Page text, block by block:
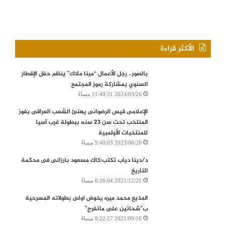
الأكثر قراءة
بالصور.. رجل الأعمال “مينا ملاك” ينظم حفل الإفطار
السنوي بمشاركة رموز المجتمع
2024/03/26 11:40:31 مساءً
الإعلامى قيس الرضوانى يهنئ الشعب العراقى بفوز
المنتخب تحت سن 23 سنه ببطولة غرب آسيا
للمنتخبات الأولمبية
2023/06/20 9:40:03 مساءً
د/دينا دياب تكتب:كاك مسعود بارزانى فى محكمة
التاريخ
2021/12/21 6:26:04 مساءً
المذيع محمد ميره يخوض اولى بطولاته المسرحية
ب”شحاتين على ماتفرج”
2021/09/16 8:22:27 مساءً